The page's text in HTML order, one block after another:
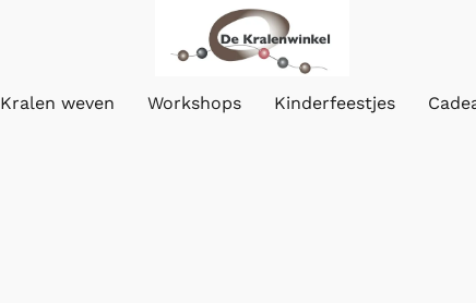
Kralen weven Workshops Kinderfeestjes